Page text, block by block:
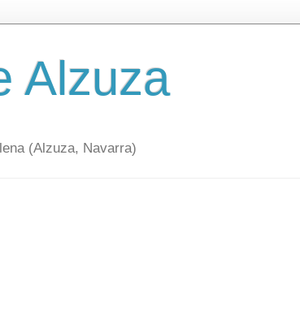
Alzuza
(Alzuza, Navarra)